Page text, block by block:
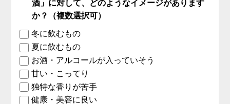
酒」に対して、どのようなイメージがあります
か？（複数選択可）
冬に飲むもの
夏に飲むもの
お酒・アルコールが入っていそう
甘い・こってり
独特な香りが苦手
健康・美容に良い